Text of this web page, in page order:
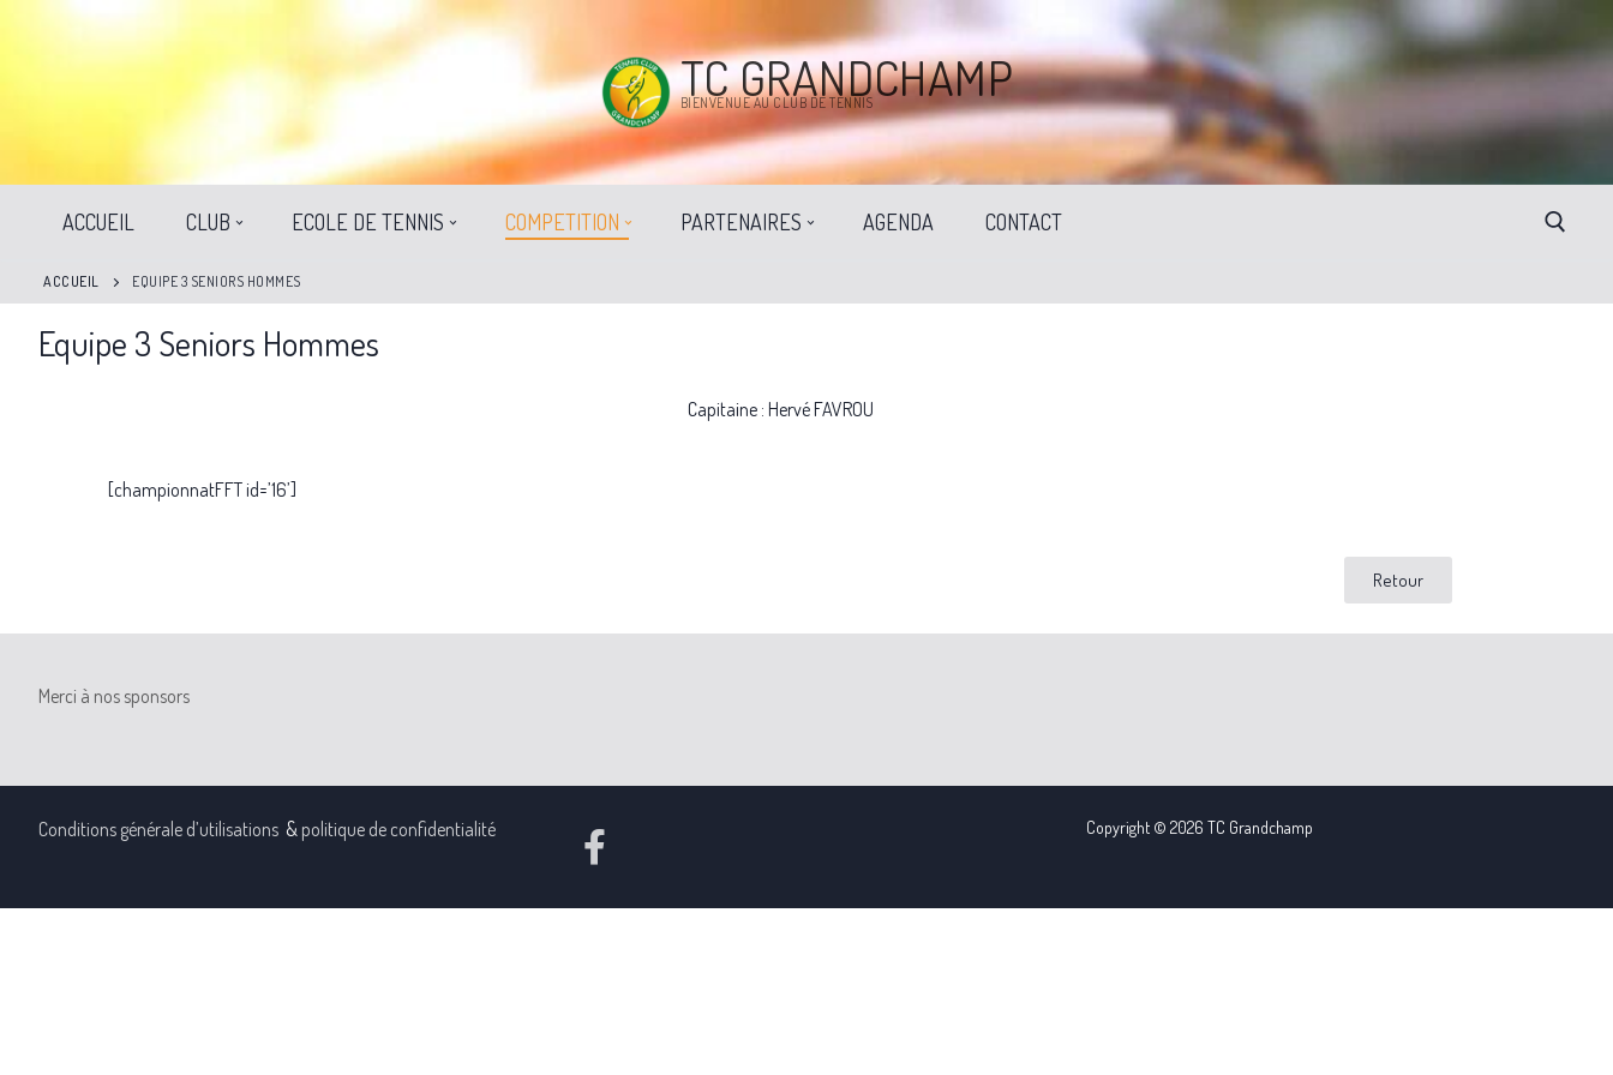
TC GRANDCHAMP
BIENVENUE AU CLUB DE TENNIS
ACCUEIL CLUB ECOLE DE TENNIS COMPETITION PARTENAIRES AGENDA CONTACT
ACCUEIL EQUIPE 3 SENIORS HOMMES
Equipe 3 Seniors Hommes
Capitaine : Hervé FAVROU
[championnatFFT id=’16’]
Retour
Merci à nos sponsors
Conditions générale d’utilisations & politique de confidentialité Copyright © 2026 TC Grandchamp